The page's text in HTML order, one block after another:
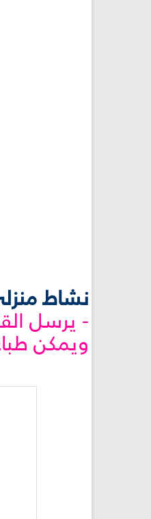
نشاط منزلي (10
- يرسل
ويمكن